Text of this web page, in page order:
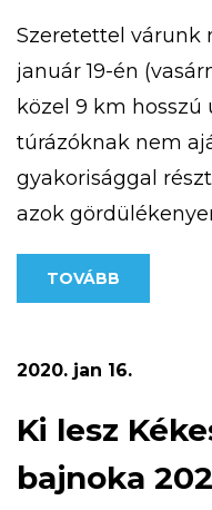
Szeretettel várunk
január 19-én
közel 9 km
túrázóknak nem
gyakorisággal
azok
Túránk 10 órakor
Tető Étteremtől, a
TOVÁBB
2020. jan 16.
Ki lesz
bajnoka